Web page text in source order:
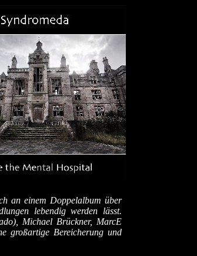
an einem Doppelalbum über
lebendig werden lässt.
Michael Brückner, MarcE
großartige Bereicherung und